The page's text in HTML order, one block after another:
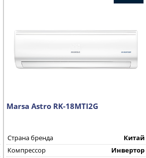
Marsa Astro RK-18MTI2G
Страна бренда
Китай
Компрессор
Инвертор